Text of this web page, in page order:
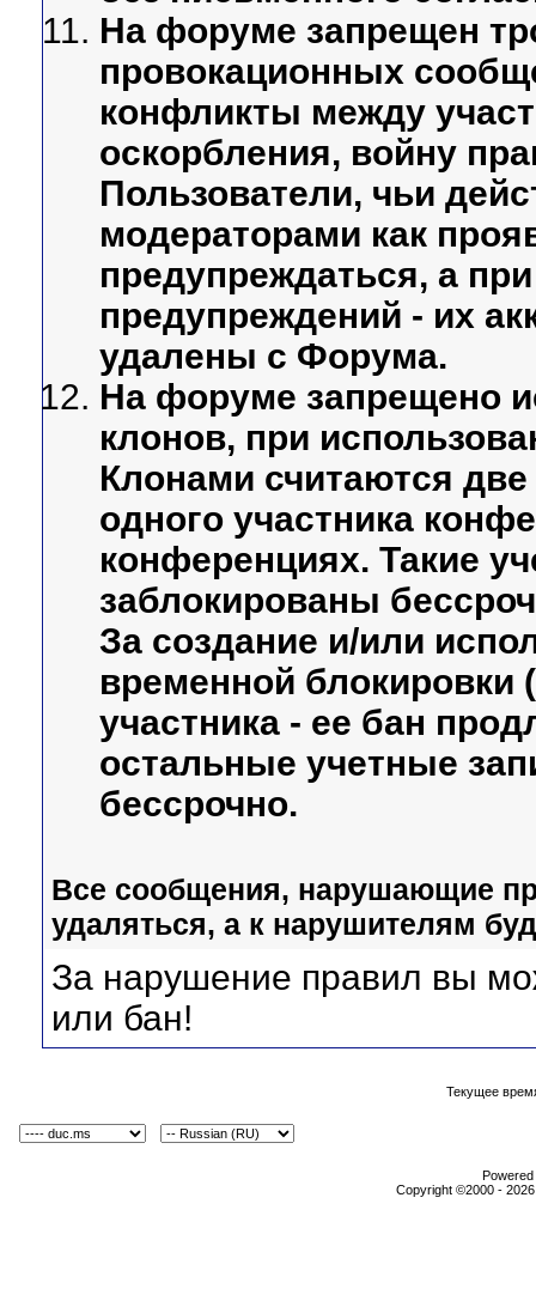
На форуме запрещен
провокационных
конфликты между
оскорбления, войну
Пользователи, чьи
модераторами как
предупреждаться, а
предупреждений - их
удалены с Форума.
На форуме запрещено
клонов, при
Клонами считаются
одного участника
конференциях. Такие
заблокированы
За создание и/или
временной блокировки
участника - ее бан
остальные учетные
бессрочно.
Все сообщения, нарушающие
удаляться, а к нарушителям
За нарушение правил вы
или бан!
Текущее
Copyright ©2000 -